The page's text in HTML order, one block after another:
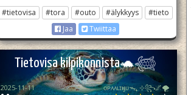
#tietovisa #tora #outo #älykkyys
#tieto
Jaa
Twiittaa
Tietovisa kilpikonnista🐢𓆉︎
2025-11-11 ᴏᴘᴀᴀʟɪӄᴜᴜᯓ₊ ⊹꧂🌌🌪